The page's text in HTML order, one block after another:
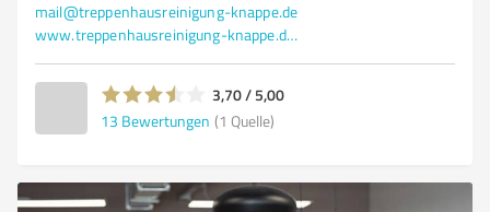
mail@treppenhausreinigung-knappe.de
www.treppenhausreinigung-knappe.de/
3,70 / 5,00
13 Bewertungen (1 Quelle)